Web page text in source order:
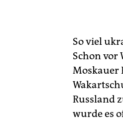
So viel
Schon vor
Moskauer
Russland
wurde es